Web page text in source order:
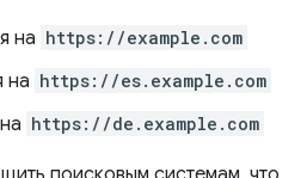
на https://example.com
на https://es.example.com
https://de.example.com